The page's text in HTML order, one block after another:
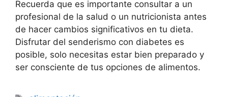
Recuerda que es importante consultar a un
profesional de la salud o un nutricionista antes
de hacer cambios significativos en tu dieta.
Disfrutar del senderismo con diabetes es
posible, solo necesitas estar bien preparado y
ser consciente de tus opciones de alimentos.